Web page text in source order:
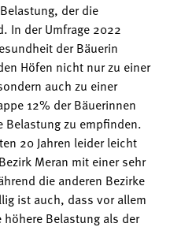
der die
In der Umfrage 2022
der Bäuerin
Höfen nicht nur zu einer
auch zu einer
12% der Bäuerinnen
Belastung zu empfinden.
20 Jahren leider leicht
Meran mit einer sehr
die anderen Bezirke
ist auch, dass vor allem
Belastung als der